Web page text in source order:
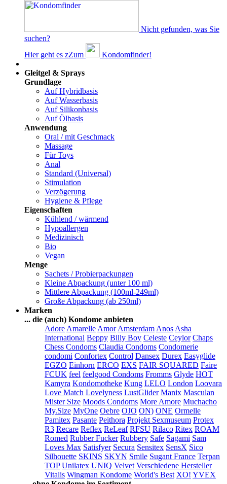
Nicht gefunden, was Sie
suchen?
Hier geht es zZum
Kondomfinder!
Gleitgel & Sprays
Grundlage
Auf Hybridbasis
Auf Wasserbasis
Auf Silikonbasis
Auf Ölbasis
Anwendung
Oral / mit Geschmack
Massage
Für Toys
Anal
Standard (Universal)
Stimulation
Verzögerung
Hygiene & Pflege
Eigenschaften
Kühlend / wärmend
Hypoallergen
Medizinisch
Bio
Vegan
Menge
Sachets / Probierpackungen
Kleine Abpackung (unter 100 ml)
Mittlere Abpackung (100ml-249ml)
Große Abpackung (ab 250ml)
Marken
... die (auch) Kondome anbieten
Adore Amarelle Amor Amsterdam Anos Asha
International Beppy Billy Boy Celeste Ceylor Chaps
Chess Condoms Claudia Condoms Condomerie
condomi Confortex Control Dansex Durex Easyglide
EGZO Einhorn ERCO EXS FAIR SQUARED Faire
FCUK feel feelgood Condoms Fromms Glyde HOT
Kamyra Kondomotheke Kung LELO London Loovara
Love Match Lovelyness LustGlider Manix Masculan
Mister Size Moods Condoms More Amore Muchacho
My.Size MyOne Oebre OJO ON) ONE Ormelle
Pamitex Pasante Peithora Projekt Sexmuseum Protex
R3 Recare Reflex ReLeaf RFSU Rilaco Ritex ROAM
Romed Rubber Fucker Rubbery Safe Sagami Sam
Loves Max Satisfyer Secura Sensitex SensX Sico
Silhouette SKINS SKYN Smile Sugant France Terpan
TOP Unilatex UNIQ Velvet Verschiedene Hersteller
Vitalis Wingman Kondome World's Best XO! YVEX